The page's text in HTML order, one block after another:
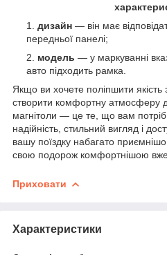
дизайн — він має
передньої панелі;
модель — у маркуванні
авто підходить рамка.
Якщо ви хочете поліпшити якість
створити комфортну атмосферу
магнітоли — це те, що вам
надійність, стильний вигляд і
вашу поїздку набагато
свою подорож комфортнішою вже
Приховати
Характеристики